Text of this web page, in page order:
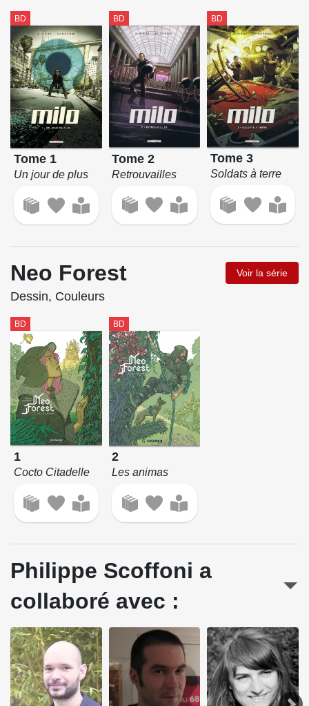
BD
Tome 1
Un jour de plus
BD
Tome 2
Retrouvailles
BD
Tome 3
Soldats à terre
Neo Forest Voir la série
Dessin, Couleurs
BD
1
Cocto Citadelle
BD
2
Les animas
Philippe Scoffoni a
collaboré avec :